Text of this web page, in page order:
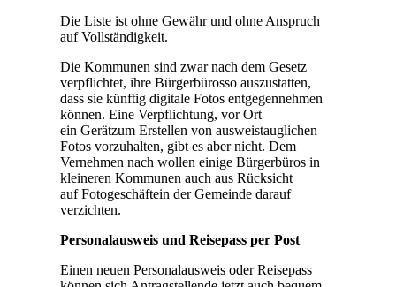
Die Liste ist ohne Gewähr und ohne Anspruch
auf Vollständigkeit.
Die Kommunen sind zwar nach dem Gesetz
verpflichtet, ihre Bürgerbürosso auszustatten,
dass sie künftig digitale Fotos entgegennehmen
können. Eine Verpflichtung, vor Ort
ein Gerätzum Erstellen von ausweistauglichen
Fotos vorzuhalten, gibt es aber nicht. Dem
Vernehmen nach wollen einige Bürgerbüros in
kleineren Kommunen auch aus Rücksicht
auf Fotogeschäftein der Gemeinde darauf
verzichten.
Personalausweis und Reisepass per Post
Einen neuen Personalausweis oder Reisepass